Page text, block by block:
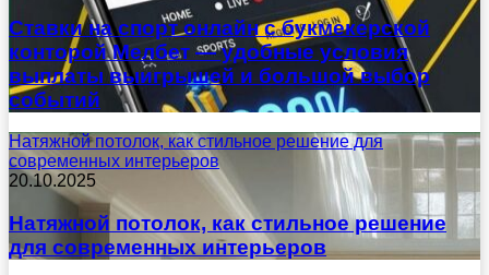
Ставки на спорт онлайн с букмекерской
конторой Мелбет — удобные условия
выплаты выигрышей и большой выбор
событий
Натяжной потолок, как стильное решение для
современных интерьеров
20.10.2025
Натяжной потолок, как стильное решение
для современных интерьеров